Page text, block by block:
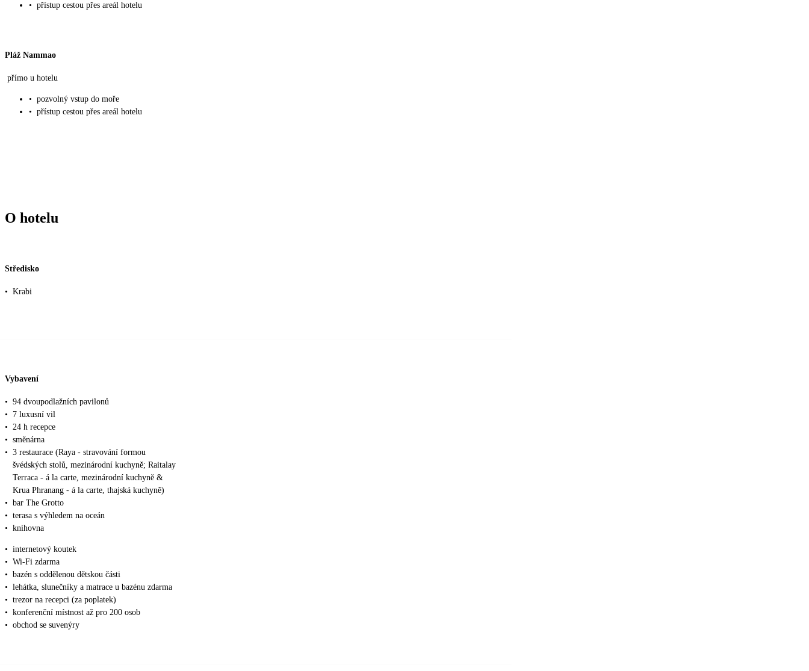
• přístup cestou přes areál hotelu
Pláž Nammao
přímo u hotelu
• pozvolný vstup do moře
• přístup cestou přes areál hotelu
O hotelu
Středisko
• Krabi
Vybavení
• 94 dvoupodlažních pavilonů
•
7 luxusní vil
•
24 h recepce
• směnárna
• 3 restaurace (Raya - stravování formou
švédských stolů, mezinárodní kuchyně; Raitalay
Terraca - á la carte, mezinárodní kuchyně &
Krua Phranang - á la carte, thajská kuchyně)
• bar The Grotto
• terasa s výhledem na oceán
• knihovna
• internetový koutek
• Wi-Fi zdarma
• bazén s oddělenou dětskou části
• lehátka, slunečníky a matrace u bazénu zdarma
• trezor na recepci (za poplatek)
• konferenční místnost až pro 200 osob
• obchod se suvenýry